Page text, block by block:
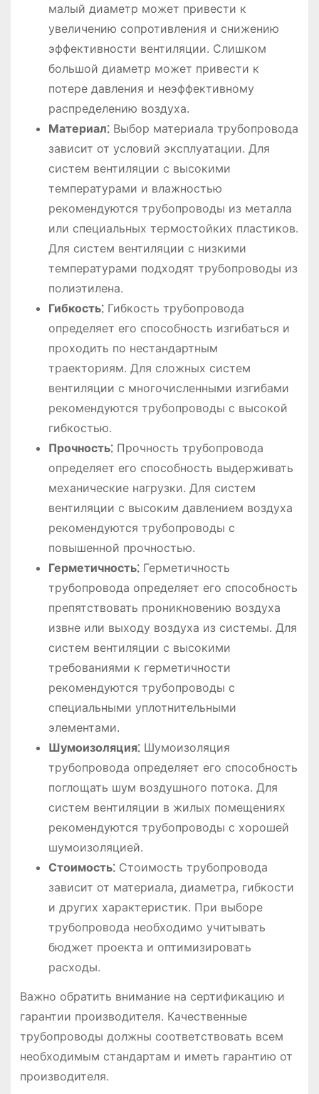
малый диаметр может привести к
увеличению сопротивления и снижению
эффективности вентиляции. Слишком
большой диаметр может привести к
потере давления и неэффективному
распределению воздуха.
Материал⁚Выбор материала трубопровода
зависит от условий эксплуатации. Для
систем вентиляции с высокими
температурами и влажностью
рекомендуются трубопроводы из металла
или специальных термостойких пластиков.
Для систем вентиляции с низкими
температурами подходят трубопроводы из
полиэтилена.
Гибкость⁚Гибкость трубопровода
определяет его способность изгибаться и
проходить по нестандартным
траекториям. Для сложных систем
вентиляции с многочисленными изгибами
рекомендуются трубопроводы с высокой
гибкостью.
Прочность⁚Прочность трубопровода
определяет его способность выдерживать
механические нагрузки. Для систем
вентиляции с высоким давлением воздуха
рекомендуются трубопроводы с
повышенной прочностью.
Герметичность⁚Герметичность
трубопровода определяет его способность
препятствовать проникновению воздуха
извне или выходу воздуха из системы. Для
систем вентиляции с высокими
требованиями к герметичности
рекомендуются трубопроводы с
специальными уплотнительными
элементами.
Шумоизоляция⁚Шумоизоляция
трубопровода определяет его способность
поглощать шум воздушного потока. Для
систем вентиляции в жилых помещениях
рекомендуются трубопроводы с хорошей
шумоизоляцией.
Стоимость⁚Стоимость трубопровода
зависит от материала, диаметра, гибкости
и других характеристик. При выборе
трубопровода необходимо учитывать
бюджет проекта и оптимизировать
расходы.
Важно обратить внимание на сертификацию и
гарантии производителя. Качественные
трубопроводы должны соответствовать всем
необходимым стандартам и иметь гарантию от
производителя.